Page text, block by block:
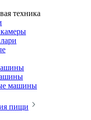
техника
машины
пищи